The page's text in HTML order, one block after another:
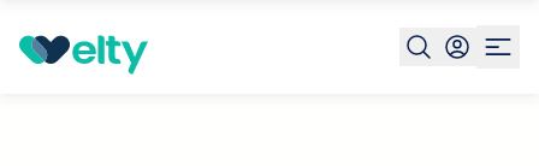
Prenota visita Grassobbio